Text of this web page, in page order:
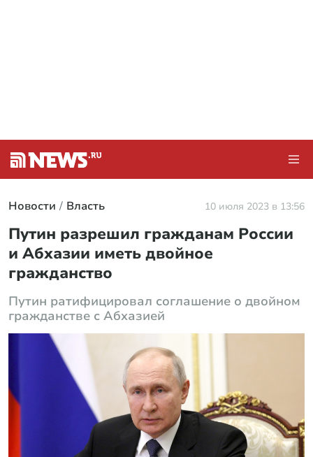
Новости Власть 10 июля 2023 в 13:56
Путин разрешил гражданам России
и Абхазии иметь двойное
гражданство
Путин ратифицировал соглашение о двойном
гражданстве с Абхазией